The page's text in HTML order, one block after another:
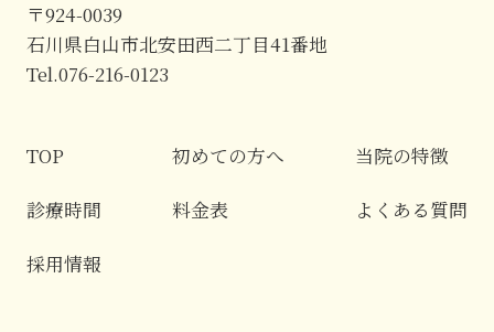
〒924-0039
石川県白山市北安田西二丁目41番地
Tel.076-216-0123
TOP 初めての方へ 当院の特徴
診療時間 料金表 よくある質問
採用情報